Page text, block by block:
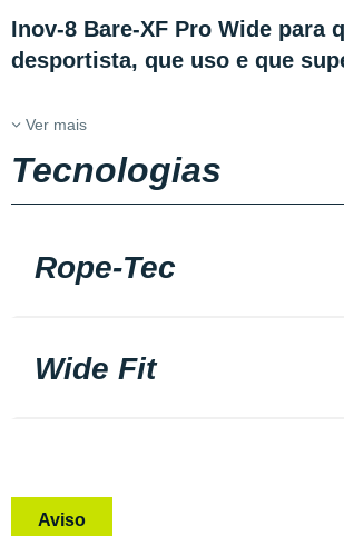
Inov-8 Bare-XF Pro Wide para
desportista, que uso e que
Ver mais
Tecnologias
Rope-Tec
Wide Fit
Aviso